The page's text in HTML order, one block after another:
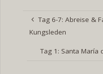
Tag 6-7: Abreise &
Kungsleden
Tag 1: Santa María